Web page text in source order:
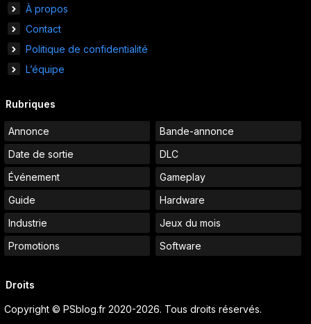
À propos
Contact
Politique de confidentialité
L’équipe
Rubriques
Annonce
Bande-annonce
Date de sortie
DLC
Événement
Gameplay
Guide
Hardware
Industrie
Jeux du mois
Promotions
Software
Droits
Copyright © PSblog.fr 2020-2026. Tous droits réservés.